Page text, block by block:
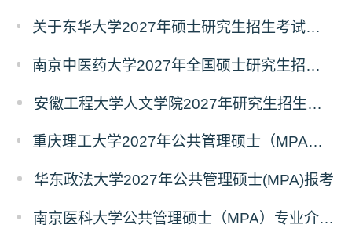
关于东华大学2027年硕士研究生招生考试（初试）招生目录拟调整公告（一）
南京中医药大学2027年全国硕士研究生招生考试初试自命题科目考试内容及参考书目
安徽工程大学人文学院2027年研究生招生简章
重庆理工大学2027年公共管理硕士（MPA）专业学位研究生（双证）报考
华东政法大学2027年公共管理硕士(MPA)报考
南京医科大学公共管理硕士（MPA）专业介绍（2027年）